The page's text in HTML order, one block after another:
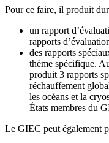
Pour ce faire, il produit
un rapport
rapports
des rapports
thème spécifique.
produit 3 rapports
réchauffement
les océans et la
États membres du
Le GIEC peut également